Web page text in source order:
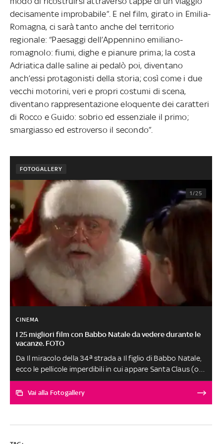
decisamente improbabile”. E nel film, girato in Emilia-
Romagna, ci sarà tanto anche del territorio
regionale: “Paesaggi dell’Appennino emiliano-
romagnolo: fiumi, dighe e pianure prima; la costa
Adriatica dalle saline ai pedalò poi, diventano
anch’essi protagonisti della storia; così come i due
vecchi motorini, veri e propri costumi di scena,
diventano rappresentazione eloquente dei caratteri
di Rocco e Guido: sobrio ed essenziale il primo;
smargiasso ed estroverso il secondo”.
FOTOGALLERY
1/25
CINEMA
I 25 migliori film con Babbo Natale da vedere durante le
vacanze. FOTO
Da Il miracolo della 34ª strada a Il figlio di Babbo Natale,
ecco le pellicole imperdibili in cui appare Santa Claus (o
quantomeno un suo 'imitatore', come nel cult Babbo
bastardo)
Vai alla Fotogallery